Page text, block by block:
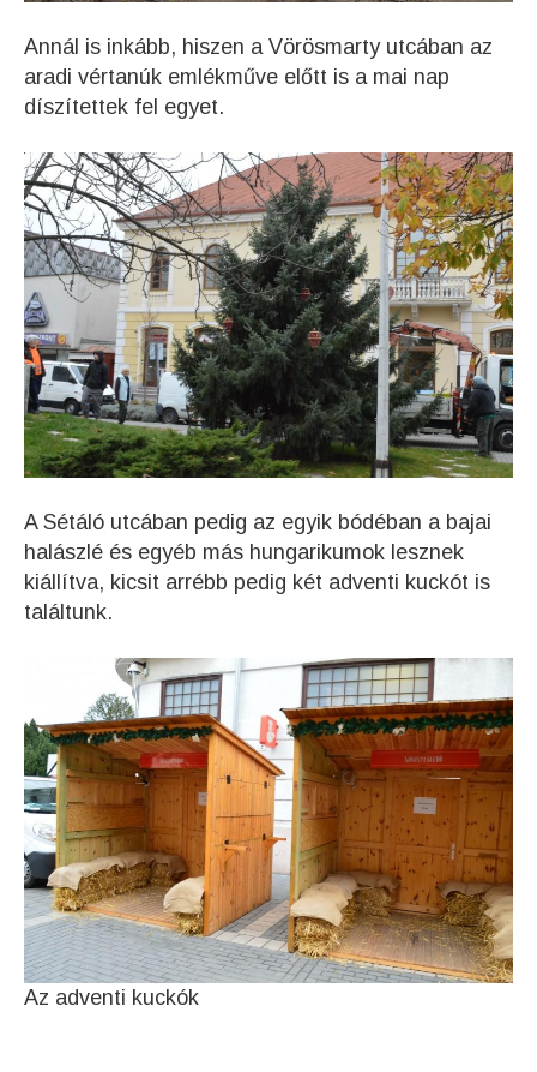
Annál is inkább, hiszen a Vörösmarty utcában az
aradi vértanúk emlékműve előtt is a mai nap
díszítettek fel egyet.
A Sétáló utcában pedig az egyik bódéban a bajai
halászlé és egyéb más hungarikumok lesznek
kiállítva, kicsit arrébb pedig két adventi kuckót is
találtunk.
Az adventi kuckók